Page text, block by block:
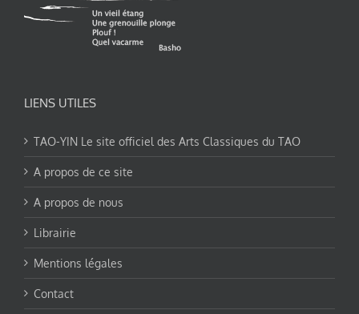
LIENS UTILES
TAO-YIN Le site officiel des Arts Classiques du TAO
A propos de ce site
A propos de nous
Librairie
Mentions légales
Contact